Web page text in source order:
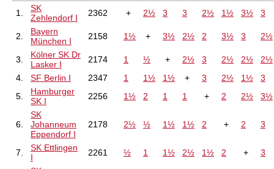
1.
SK
Zehlendorf I
2362 + 2½ 3 3 2½ 1½ 3½ 3
2.
Bayern
München I
2158 1½ + 3½ 2½ 2 3½ 3 2½
3.
Kölner SK Dr
Lasker I
2174 1 ½ + 2½ 3 2½ 2½
2½
4.
SF Berlin I 2347 1 1½ 1½ + 3 2½ 1½
3
5.
Hamburger
SK I
2256 1½ 2 1 1 + 2 2½ 3½
6.
SK
Johanneum
Eppendorf I
2178 2½ ½ 1½ 1½ 2 + 2 3
7.
SK Ettlingen
I
2261 ½ 1 1½ 2½ 1½ 2 + 3